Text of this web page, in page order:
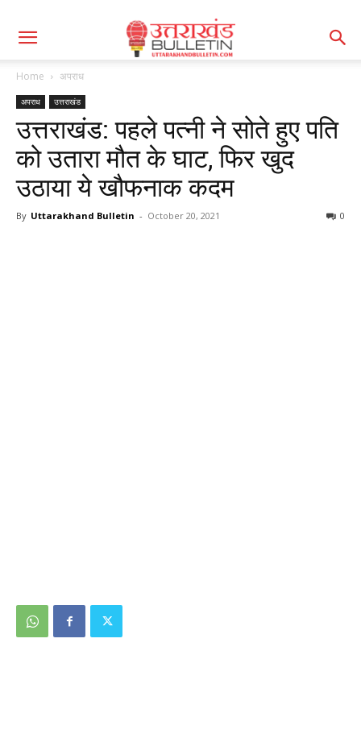
Home अपराध
अपराध उत्तराखंड
उत्तराखंड: पहले पत्नी ने सोते हुए पति
को उतारा मौत के घाट, फिर खुद
उठाया ये खौफनाक कदम
By Uttarakhand Bulletin - October 20, 2021 0